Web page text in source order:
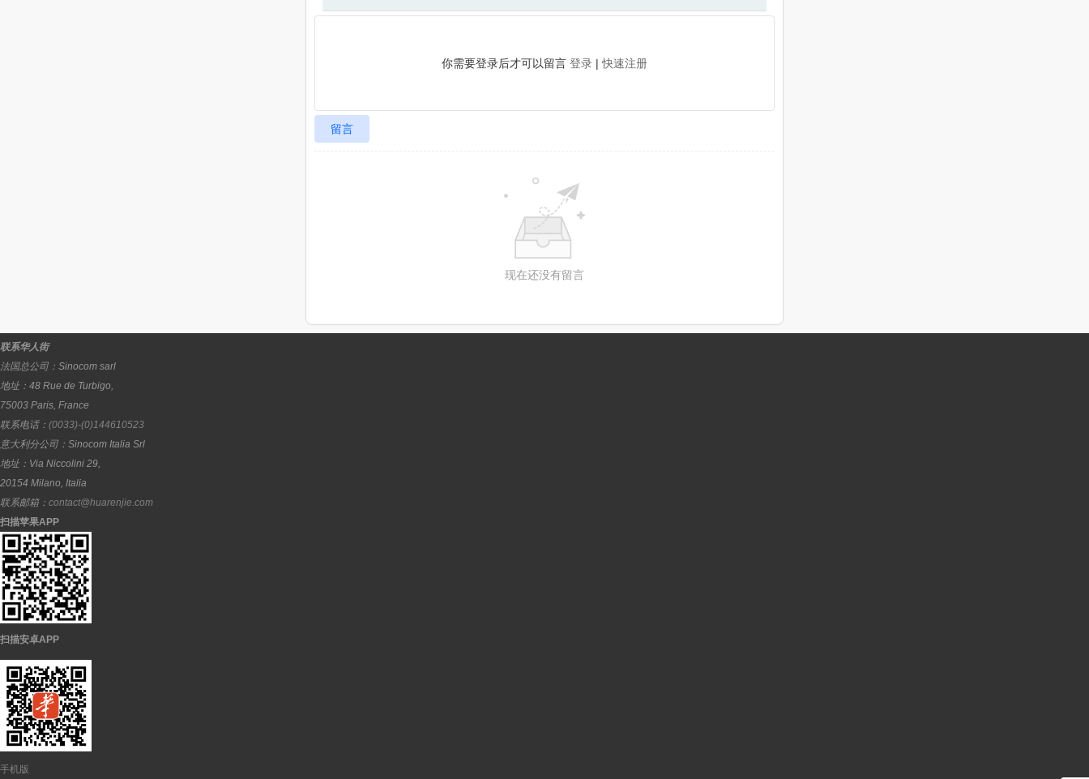
你需要登录后才可以留言 登录 |快速注册
留言
现在还没有留言
联系华人街
法国总公司： Sinocom sarl
地址： 48 Rue de Turbigo,
75003 Paris, France
联系电话： (0033)-(0)144610523
意大利分公司： Sinocom Italia Srl
地址： Via Niccolini 29,
20154 Milano, Italia
联系邮箱： contact@huarenjie.com
扫描苹果APP
扫描安卓APP
手机版